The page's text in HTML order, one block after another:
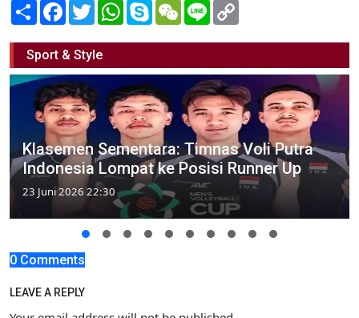
Share Facebook
TwitterWhatsApp
SkypeWeChatLine
Sport & Style
Klasemen Sementara: Timnas Voli Putra
Indonesia Lompat ke Posisi Runner Up
23 Juni 2026 22:30
0 Comments
LEAVE A REPLY